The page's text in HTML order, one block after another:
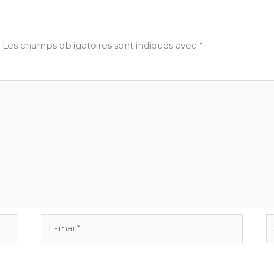
Les champs obligatoires sont indiqués avec *
mail*